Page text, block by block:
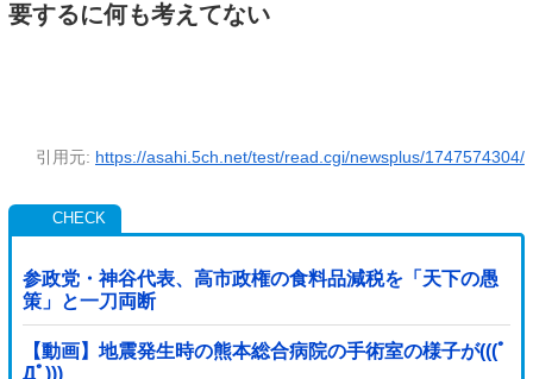
要するに何も考えてない
引用元: https://asahi.5ch.net/test/read.cgi/newsplus/1747574304/
参政党・神谷代表、高市政権の食料品減税を「天下の愚
策」と一刀両断
【動画】地震発生時の熊本総合病院の手術室の様子が(((ﾟ
Дﾟ)))